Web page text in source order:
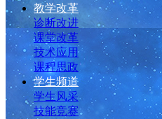
教学改革
诊断改进
课堂改革
技术应用
课程思政
学生频道
学生风采
技能竞赛